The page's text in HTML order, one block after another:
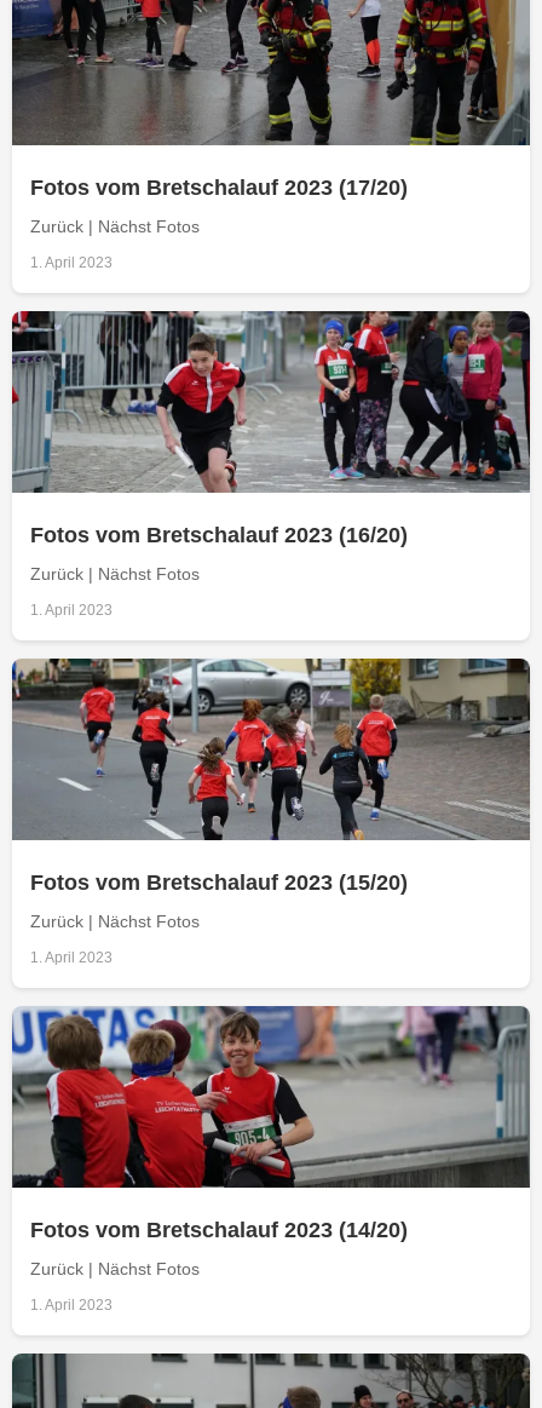
Fotos vom Bretschalauf 2023 (17/20)
Zurück | Nächst Fotos
1. April 2023
Fotos vom Bretschalauf 2023 (16/20)
Zurück | Nächst Fotos
1. April 2023
Fotos vom Bretschalauf 2023 (15/20)
Zurück | Nächst Fotos
1. April 2023
Fotos vom Bretschalauf 2023 (14/20)
Zurück | Nächst Fotos
1. April 2023